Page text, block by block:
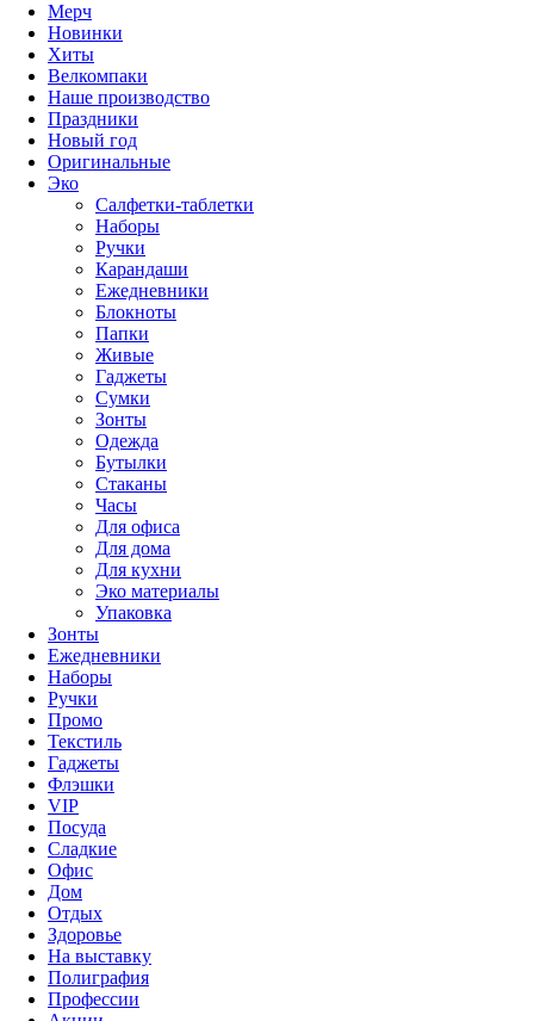
Мерч
Новинки
Хиты
Велкомпаки
Наше производство
Праздники
Новый год
Оригинальные
Эко
Салфетки-таблетки
Наборы
Ручки
Карандаши
Ежедневники
Блокноты
Папки
Живые
Гаджеты
Сумки
Зонты
Одежда
Бутылки
Стаканы
Часы
Для офиса
Для дома
Для кухни
Эко материалы
Упаковка
Зонты
Ежедневники
Наборы
Ручки
Промо
Текстиль
Гаджеты
Флэшки
VIP
Посуда
Сладкие
Офис
Дом
Отдых
Здоровье
На выставку
Полиграфия
Профессии